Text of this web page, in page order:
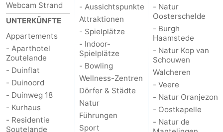
Webcam Strand
UNTERKÜNFTE
Appartements
- Aparthotel
Zoutelande
- Duinflat
- Duinoord
- Duinweg 18
- Kurhaus
- Residentie
Soutelande
- Aussichtspunkte
Attraktionen
- Spielplätze
- Indoor-
Spielplätze
- Bowling
Wellness-Zentren
Dörfer & Städte
Natur
Führungen
Sport
- Natur
Oosterschelde
- Burgh
Haamstede
- Natur Kop van
Schouwen
Walcheren
- Veere
- Natur Oranjezon
- Oostkapelle
- Natur de